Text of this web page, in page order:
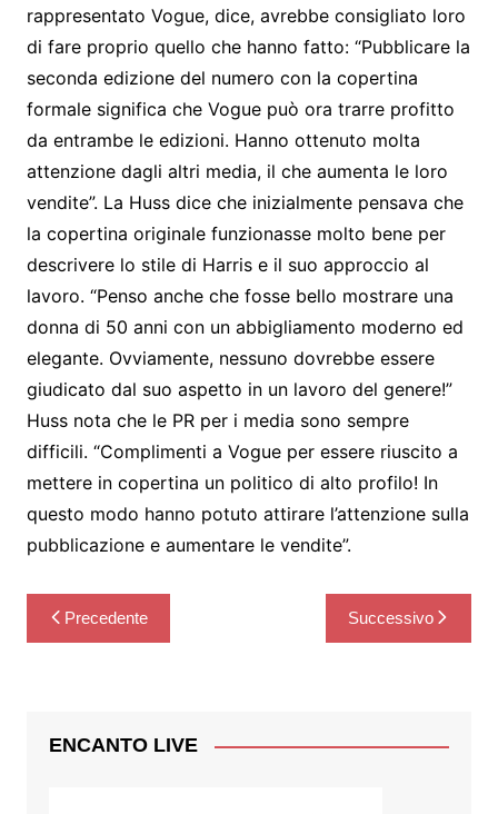
rappresentato Vogue, dice, avrebbe consigliato loro
di fare proprio quello che hanno fatto: “Pubblicare la
seconda edizione del numero con la copertina
formale significa che Vogue può ora trarre profitto
da entrambe le edizioni. Hanno ottenuto molta
attenzione dagli altri media, il che aumenta le loro
vendite”. La Huss dice che inizialmente pensava che
la copertina originale funzionasse molto bene per
descrivere lo stile di Harris e il suo approccio al
lavoro. “Penso anche che fosse bello mostrare una
donna di 50 anni con un abbigliamento moderno ed
elegante. Ovviamente, nessuno dovrebbe essere
giudicato dal suo aspetto in un lavoro del genere!”
Huss nota che le PR per i media sono sempre
difficili. “Complimenti a Vogue per essere riuscito a
mettere in copertina un politico di alto profilo! In
questo modo hanno potuto attirare l’attenzione sulla
pubblicazione e aumentare le vendite”.
Navigazione
articoli
Precedente Successivo
ENCANTO LIVE